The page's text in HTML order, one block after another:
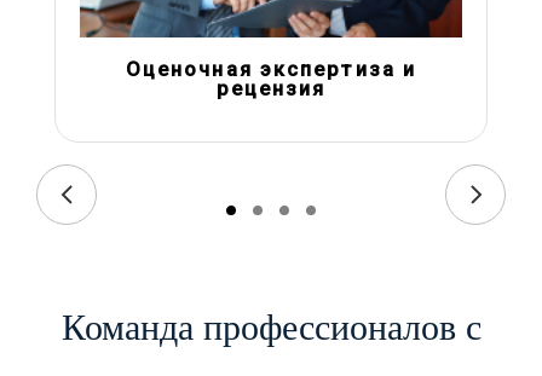
Оценочная экспертиза и
рецензия
Команда профессионалов с